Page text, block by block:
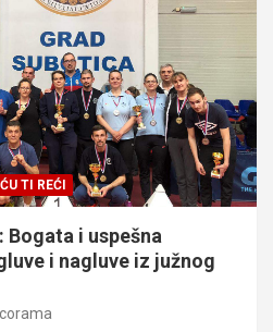
TI REĆI
Bogata i uspešna
i nagluve iz južnog